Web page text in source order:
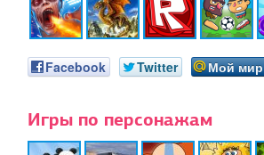
Facebook Twitter Мой мир
Игры по персонажам